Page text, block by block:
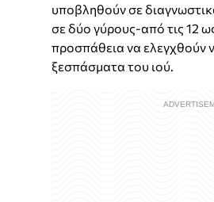
υποβληθούν σε
σε δύο γύρους-από τις 12
προσπάθεια να ελεγχθούν
ξεσπάσματα του ιού.